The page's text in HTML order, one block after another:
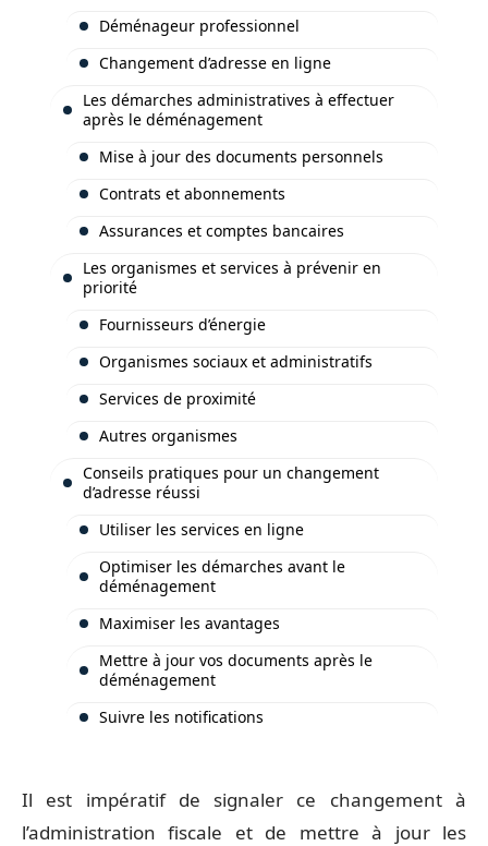
Déménageur professionnel
Changement d’adresse en ligne
Les démarches administratives à effectuer
après le déménagement
Mise à jour des documents personnels
Contrats et abonnements
Assurances et comptes bancaires
Les organismes et services à prévenir en
priorité
Fournisseurs d’énergie
Organismes sociaux et administratifs
Services de proximité
Autres organismes
Conseils pratiques pour un changement
d’adresse réussi
Utiliser les services en ligne
Optimiser les démarches avant le
déménagement
Maximiser les avantages
Mettre à jour vos documents après le
déménagement
Suivre les notifications
Il est impératif de signaler ce changement à
l’administration fiscale et de mettre à jour les